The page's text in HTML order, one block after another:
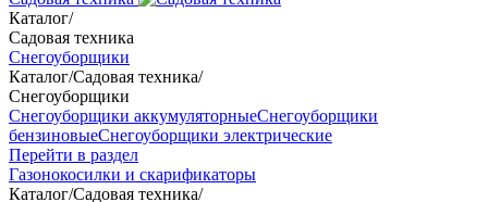
Каталог/
Садовая техника
Снегоуборщики
Каталог/Садовая техника/
Снегоуборщики
Снегоуборщики аккумуляторныеСнегоуборщики
бензиновыеСнегоуборщики электрические
Перейти в раздел
Газонокосилки и скарификаторы
Каталог/Садовая техника/